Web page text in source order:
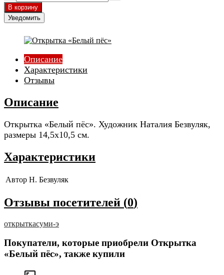
Уведомить
Описание
Характеристики
Отзывы
Описание
Открытка «Белый пёс». Художник Наталия Безвуляк,
размеры 14,5x10,5 см.
Характеристики
Автор Н. Безвуляк
Отзывы посетителей (0)
открыткасуми-э
Покупатели, которые приобрели Открытка
«Белый пёс», также купили